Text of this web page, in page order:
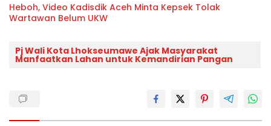
Heboh, Video Kadisdik Aceh Minta Kepsek Tolak
Wartawan Belum UKW
Pj Wali Kota Lhokseumawe Ajak Masyarakat
Manfaatkan Lahan untuk Kemandirian Pangan